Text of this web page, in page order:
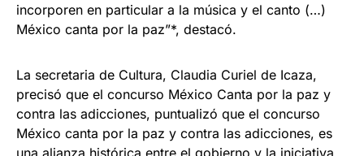
incorporen en particular a la música y el canto (…)
México canta por la paz”*, destacó.
La secretaria de Cultura, Claudia Curiel de Icaza,
precisó que el concurso México Canta por la paz y
contra las adicciones, puntualizó que el concurso
México canta por la paz y contra las adicciones, es
una alianza histórica entre el gobierno y la iniciativa